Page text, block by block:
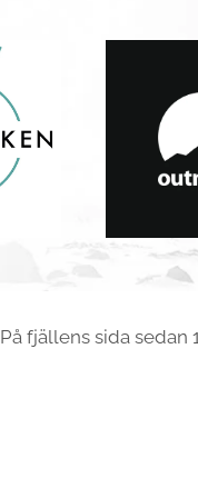
På fjällens sida sedan